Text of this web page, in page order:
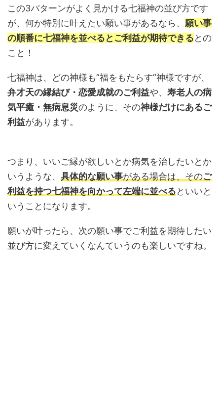
この3パターンがよく見かける七福神の並び方です
が、何か特別に叶えたい願い事があるなら、 願い事
の順番に七福神を並べるとご利益が期待できるとの
こと！
七福神は、どの神様も”福をもたらす”神様ですが、
弁才天の縁結び・恋愛成就のご利益や、 寿老人の病
気平癒・無病息災のように、その神様だけにあるご
利益があります。
つまり、いいご縁が欲しいとか病気を治したいとか
いうような、 具体的な願い事がある場合は、そのご
利益を持つ七福神を向かって左端に並べるといいと
いうことになります。
願いが叶ったら、次の願い事でご利益を期待したい
並び方に変えていくなんていうのも楽しいですね。